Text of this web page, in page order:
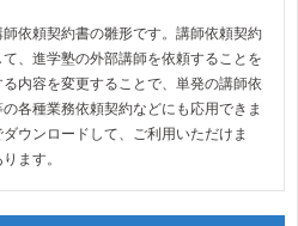
依頼契約書の雛形です。講師依頼契約
、進学塾の外部講師を依頼することを
内容を変更することで、単発の講師依
各種業務依頼契約などにも応用できま
ウンロードして、ご利用いただけま
ます。